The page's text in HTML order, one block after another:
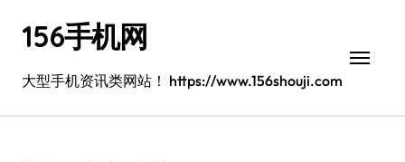
156手机网
大型手机资讯类网站！ https://www.156shouji.com